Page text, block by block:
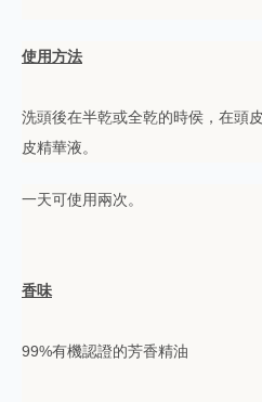
使用方法
洗頭後在半乾或全乾的時侯，在頭
皮精華液。
一天可使用兩次。
香味
99%有機認證的芳香精油